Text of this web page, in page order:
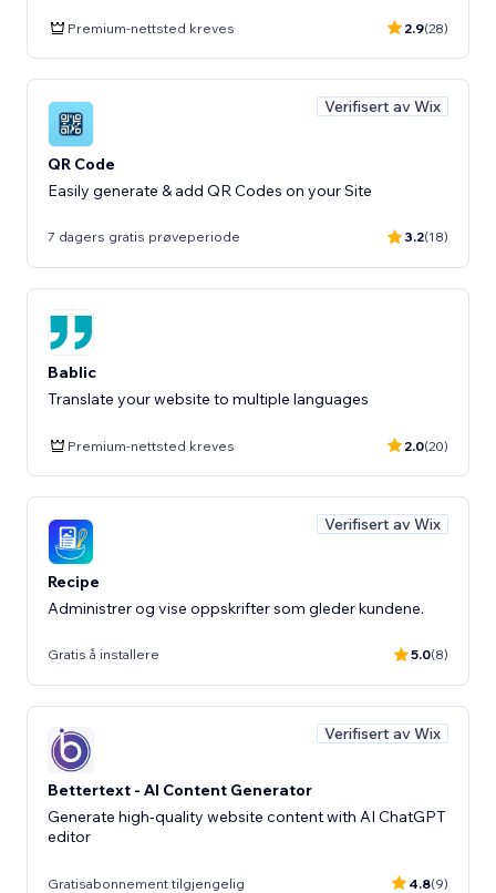
Premium-nettsted kreves 2.9(28)
Verifisert av Wix
QR Code
Easily generate & add QR Codes on your Site
7 dagers gratis prøveperiode 3.2(18)
Bablic
Translate your website to multiple languages
Premium-nettsted kreves 2.0(20)
Verifisert av Wix
Recipe
Administrer og vise oppskrifter som gleder kundene.
Gratis å installere 5.0(8)
Verifisert av Wix
Bettertext - AI Content Generator
Generate high-quality website content with AI ChatGPT
editor
Gratisabonnement tilgjengelig 4.8(9)